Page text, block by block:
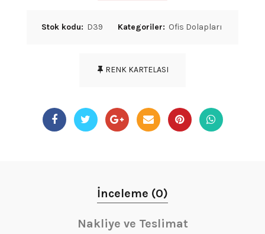
Stok kodu: D39 Kategoriler: Ofis Dolapları
RENK KARTELASI
İnceleme (0)
Nakliye ve Teslimat